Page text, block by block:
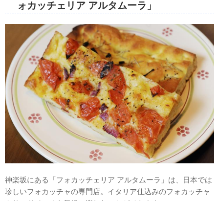
ォカッチェリア アルタムーラ」
神楽坂にある「フォカッチェリア アルタムーラ」は、日本では
珍しいフォカッチャの専門店。イタリア仕込みのフォカッチャ